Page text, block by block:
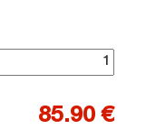
85.90 €